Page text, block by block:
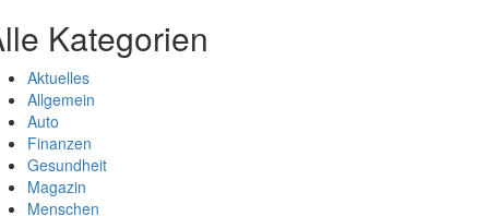
Kategorien
Aktuelles
Allgemein
Auto
Finanzen
Gesundheit
Magazin
Menschen